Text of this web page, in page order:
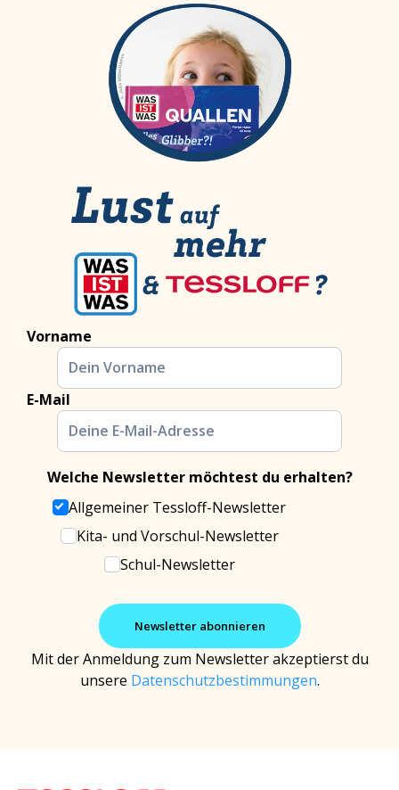
Vorname
E-Mail
Welche Newsletter möchtest du erhalten?
Allgemeiner Tessloff-Newsletter
Kita- und Vorschul-Newsletter
Schul-Newsletter
Mit der Anmeldung zum Newsletter akzeptierst du
unsere Datenschutzbestimmungen.